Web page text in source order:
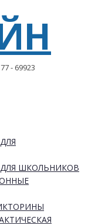
- 69923
ШКОЛЬНИКОВ